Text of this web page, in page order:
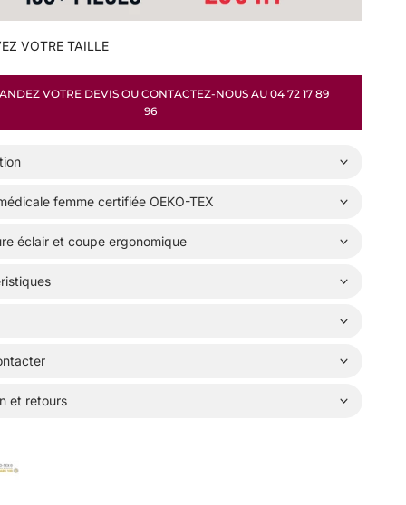
VOTRE TAILLE
VOTRE DEVIS OU CONTACTEZ-NOUS AU 04 72 17 89
96
femme certifiée OEKO-TEX
éclair et coupe ergonomique
et retours